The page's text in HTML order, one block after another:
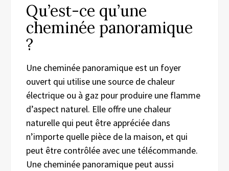
Qu’est-ce qu’une
cheminée panoramique
?
Une cheminée panoramique est un foyer
ouvert qui utilise une source de chaleur
électrique ou à gaz pour produire une flamme
d’aspect naturel. Elle offre une chaleur
naturelle qui peut être appréciée dans
n’importe quelle pièce de la maison, et qui
peut être contrôlée avec une télécommande.
Une cheminée panoramique peut aussi